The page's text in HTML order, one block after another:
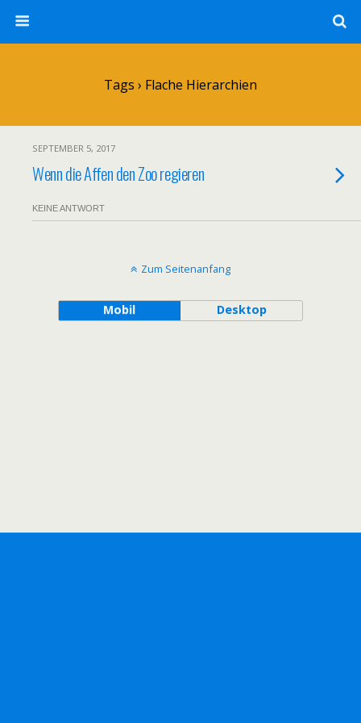
Tags › Flache Hierarchien
SEPTEMBER 5, 2017
Wenn die Affen den Zoo regieren
KEINE ANTWORT
Zum Seitenanfang
Mobil Desktop